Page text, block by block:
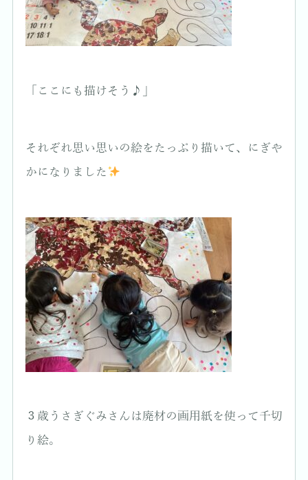
「ここにも描けそう♪」
それぞれ思い思いの絵をたっぷり描いて、にぎや
かになりました
３歳うさぎぐみさんは廃材の画用紙を使って千切
り絵。